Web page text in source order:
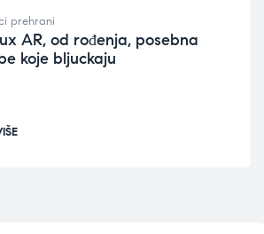
prehrani
AR, od rođenja, posebna
koje bljuckaju